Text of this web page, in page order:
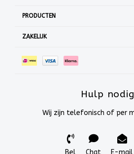
PRODUCTEN
ZAKELIJK
Hulp
Wij zijn telefonisch of per
Bel Chat E-mail